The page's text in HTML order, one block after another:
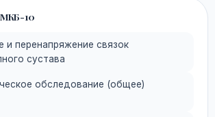
10
и перенапряжение связок
сустава
обследование (общее)